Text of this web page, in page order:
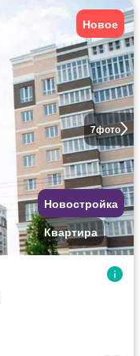
7фото
Новое
Новостройка
Квартира